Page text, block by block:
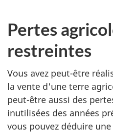
Pertes
restreintes
Vous avez peut-être
la vente d'une terre
peut-être aussi des
inutilisées des années
vous pouvez déduire